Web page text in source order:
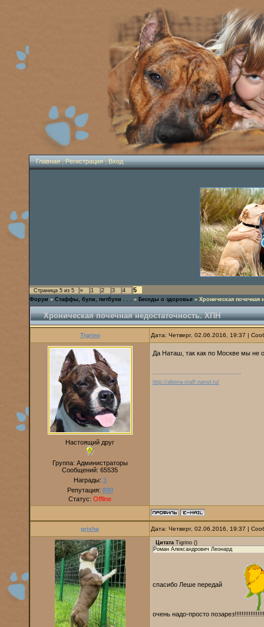
Главная|Регистрация|Вход
Страница 5 из 5 « 1 2 3 4 5
Форум » Стаффы, були, питбули . . . » Беседы о здоровье » Хроническая почечная
Хроническая почечная недостаточность. ХПН
Tigrino Дата: Четверг, 02.06.2016, 19:37 |
Настоящий друг
Группа: Администраторы
Сообщений: 65535
Награды: 3
Репутация: 890
Статус: Offline
Да Наташ, так как по Москве мы не
http://alterra-staff.narod.ru/
grisha Дата: Четверг, 02.06.2016, 19:37 |
Цитата Tigrino ()
Роман Александрович Леонард
спасибо Леше передай
очень надо-просто